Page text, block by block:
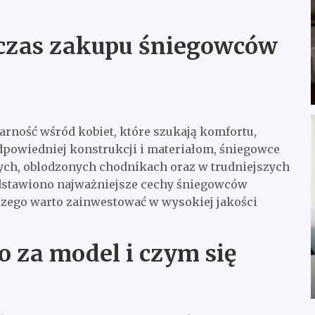
zakupu śniegowców
wśród kobiet, które szukają komfortu,
konstrukcji i materiałom, śniegowce
oblodzonych chodnikach oraz w trudniejszych
najważniejsze cechy śniegowców
warto zainwestować w wysokiej jakości
za model i czym się